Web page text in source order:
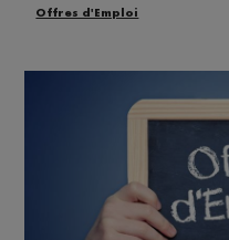
Offres d'Emploi